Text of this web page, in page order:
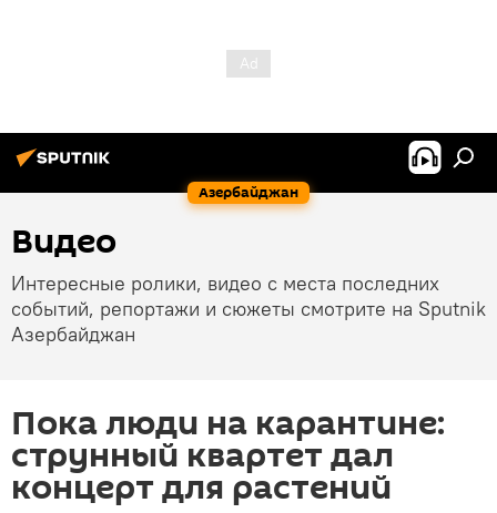
Азербайджан
Видео
Интересные ролики, видео с места последних
событий, репортажи и сюжеты смотрите на Sputnik
Азербайджан
Пока люди на карантине:
струнный квартет дал
концерт для растений